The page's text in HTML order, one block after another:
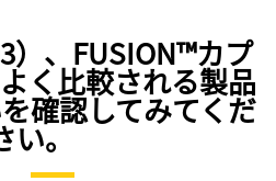
）、FUSION™カプ
く比較される製品
確認してみてくだ
い。